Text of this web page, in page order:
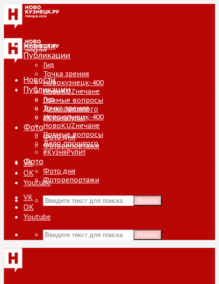
Новости
Публикации
Гид
Точка зрения
Новокузнецк-400
НовоKUZнечане
Прямые вопросы
Дело прошлого
#КузняРулит
Фото
Фото дня
Фоторепортажи
VK
ОК
Youtube
Искать
Новости
Публикации
Гид
Точка зрения
Новокузнецк-400
НовоKUZнечане
Прямые вопросы
Дело прошлого
#КузняРулит
Фото
Фото дня
Фоторепортажи
VK
ОК
Youtube
Искать